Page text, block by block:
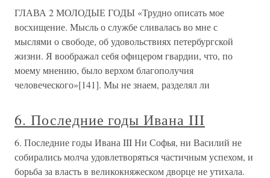
ГЛАВА 2 МОЛОДЫЕ ГОДЫ «Трудно описать мое
восхищение. Мысль о службе сливалась во мне с
мыслями о свободе, об удовольствиях петербургской
жизни. Я воображал себя офицером гвардии, что, по
моему мнению, было верхом благополучия
человеческого»[141]. Мы не знаем, разделял ли
6. Последние годы Ивана III
6. Последние годы Ивана III Ни Софья, ни Василий не
собирались молча удовлетворяться частичным успехом, и
борьба за власть в великокняжеском дворце не утихала.